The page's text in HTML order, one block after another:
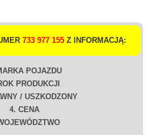
733 977 155Z INFORMACJĄ:
POJAZDU
PRODUKCJI
/ USZKODZONY
4. CENA